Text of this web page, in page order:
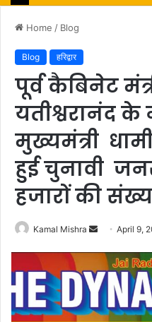
Home / Blog
Blog हरिद्वार
पूर्व कैबिनेट
यतीश्वरानंद
मुख्यमंत्री
हुई चुनावी
हजारों की
Kamal Mishra
Send
email
April 9,